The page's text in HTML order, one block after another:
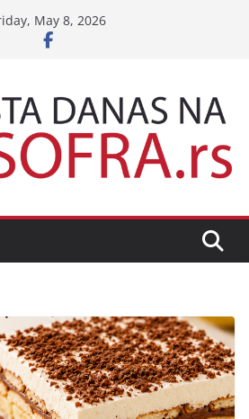
May 8, 2026